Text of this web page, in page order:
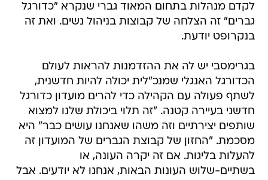
לקדם מנהלות בתחום המאוד גברי שנקרא "כדורגל
גברים" זה הצלחה של קבוצות בניהול נשים. ואת זה
בנקרופט יודעת.
בגרימסבי יש לה את ההזדמנות להראות לעולם
הכדורגל האנגלי שמנכ"לית יכולה להיות חדשנית,
לשתף פעולה עם הקהילה כדי להרים מועדון כדורגל
חדשני בעיירה קטנה. "זה תלוי ביכולת שלנו למצוא
שותפים יצירתיים וזה משהו שאנחנו עושים כבר" היא
מסכמת. "החזון של קבוצת הגברים של המועדון זה
להעלות בליגות. אם זה יקרה העונה, או
בשתיים-שלוש העונות הבאות, אנחנו לא יודעים. אבל